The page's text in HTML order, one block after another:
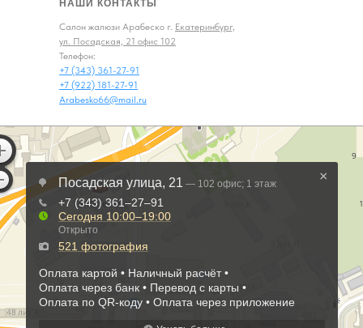
Салон жалюзи Арабеско г. Екатеринбург,
ул. Посадская, 21 офис 102
Телефон:
+7 (343) 361-27-91
+7 (922) 181-27-91
Arabesko66@mail.ru
НАШИ КОНТАКТЫ